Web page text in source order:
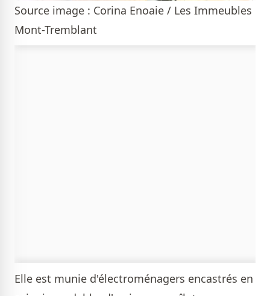
Source image : Corina Enoaie / Les Immeubles
Mont-Tremblant
Elle est munie d'électroménagers encastrés en